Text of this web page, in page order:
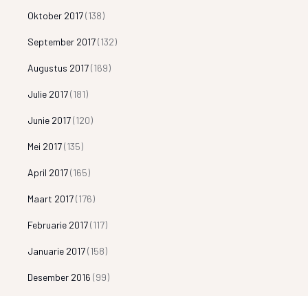
Oktober 2017(138)
September 2017(132)
Augustus 2017(169)
Julie 2017(181)
Junie 2017(120)
Mei 2017(135)
April 2017(165)
Maart 2017(176)
Februarie 2017(117)
Januarie 2017(158)
Desember 2016 (99)